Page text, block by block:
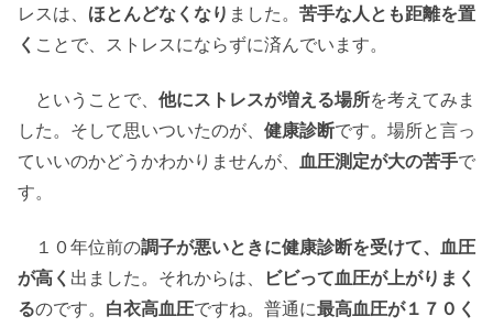
レスは、 ほとんどなくなり ました。 苦手な人とも距離を置
く ことで、ストレスにならずに済んでいます。
ということで、 他にストレスが増える場所を考えてみま
した。そして思いついたのが、 健康診断です。場所と言っ
ていいのかどうかわかりませんが、 血圧測定が大の苦手で
す。
１０年位前の調子が悪いときに健康診断を受けて、血圧
が高く 出ました。それからは、
ビビって血圧が上がりまく
るのです。 白衣高血圧ですね。普通に最高血圧が１７０く